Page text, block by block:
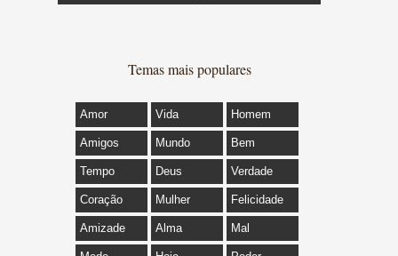
Temas mais populares
Amor Vida Homem
Amigos Mundo Bem
Tempo Deus Verdade
Coração Mulher Felicidade
Amizade Alma Mal